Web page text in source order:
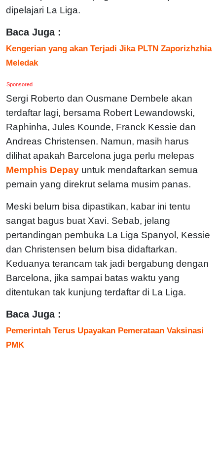
dipelajari La Liga.
Baca Juga :
Kengerian yang akan Terjadi Jika PLTN Zaporizhzhia
Meledak
Sponsored
Sergi Roberto dan Ousmane Dembele akan
terdaftar lagi, bersama Robert Lewandowski,
Raphinha, Jules Kounde, Franck Kessie dan
Andreas Christensen. Namun, masih harus
dilihat apakah Barcelona juga perlu melepas
Memphis Depay untuk mendaftarkan semua
pemain yang direkrut selama musim panas.
Meski belum bisa dipastikan, kabar ini tentu
sangat bagus buat Xavi. Sebab, jelang
pertandingan pembuka La Liga Spanyol, Kessie
dan Christensen belum bisa didaftarkan.
Keduanya terancam tak jadi bergabung dengan
Barcelona, jika sampai batas waktu yang
ditentukan tak kunjung terdaftar di La Liga.
Baca Juga :
Pemerintah Terus Upayakan Pemerataan Vaksinasi
PMK